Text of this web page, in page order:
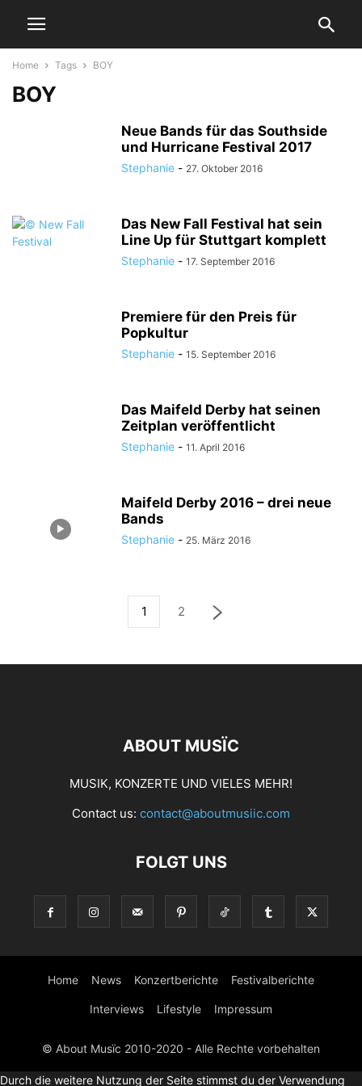
Home Tags BOY
BOY
Neue Bands für das Southside
und Hurricane Festival 2017
Stephanie - 27. Oktober 2016
Das New Fall Festival hat sein
Line Up für Stuttgart komplett
Stephanie - 17. September 2016
Premiere für den Preis für
Popkultur
Stephanie - 15. September 2016
Das Maifeld Derby hat seinen
Zeitplan veröffentlicht
Stephanie - 11. April 2016
Maifeld Derby 2016 – drei neue
Bands
Stephanie - 25. März 2016
1 2
ABOUT MUSÏC
MUSIK, KONZERTE UND VIELES MEHR!
Contact us: contact@aboutmusiic.com
FOLGT UNS
Home News Konzertberichte Festivalberichte
Interviews Lifestyle Impressum
© About Musïc 2010-2020 - Alle Rechte vorbehalten
Durch die weitere Nutzung der Seite stimmst du der Verwendung